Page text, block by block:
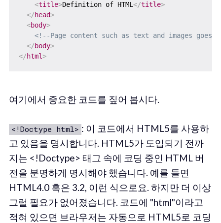
<title>Definition of HTML </title>
</head>
<body>
<!--Page content such as text and images goes
</body>
</html>
여기에서 중요한 코드를 짚어 봅시다.
<!Doctype html> : 이 코드에서 HTML5를 사용하
고 있음을 명시합니다. HTML5가 도입되기 전까
지는 <!Doctype> 태그 속에 코딩 중인 HTML 버
전을 분명하게 명시해야 했습니다. 예를 들면
HTML4.0 혹은 3.2, 이런 식으로요. 하지만 더 이상
그럴 필요가 없어졌습니다. 코드에 "html"이라고
적혀 있으면 브라우저는 자동으로 HTML5로 코딩